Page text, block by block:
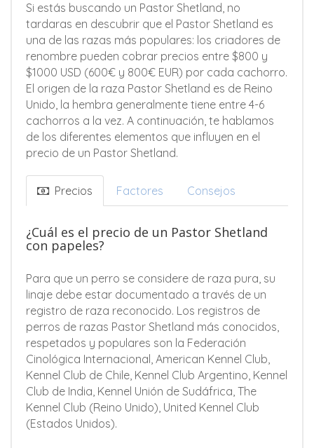
Si estás buscando un Pastor Shetland, no
tardaras en descubrir que el Pastor Shetland es
una de las razas más populares: los criadores de
renombre pueden cobrar precios entre $800 y
$1000 USD (600€ y 800€ EUR) por cada cachorro.
El origen de la raza Pastor Shetland es de Reino
Unido, la hembra generalmente tiene entre 4-6
cachorros a la vez. A continuación, te hablamos
de los diferentes elementos que influyen en el
precio de un Pastor Shetland.
Precios Factores Consejos
¿Cuál es el precio de un Pastor Shetland
con papeles?
Para que un perro se considere de raza pura, su
linaje debe estar documentado a través de un
registro de raza reconocido. Los registros de
perros de razas Pastor Shetland más conocidos,
respetados y populares son la Federación
Cinológica Internacional, American Kennel Club,
Kennel Club de Chile, Kennel Club Argentino, Kennel
Club de India, Kennel Unión de Sudáfrica, The
Kennel Club (Reino Unido), United Kennel Club
(Estados Unidos).